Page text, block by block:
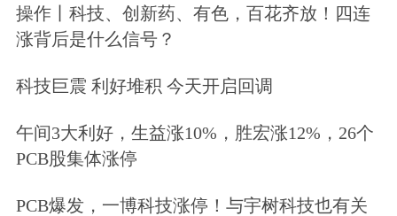
文章来源：上观新闻
原标题：李嘉诚旗下长江和记再采取行动，拒绝巴拿马政府没收港
操作丨科技、创新药、有色，百花齐放！四连
涨背后是什么信号？
科技巨震 利好堆积 今天开启回调
午间3大利好，生益涨10%，胜宏涨12%，26个
PCB股集体涨停
PCB爆发，一博科技涨停！与宇树科技也有关